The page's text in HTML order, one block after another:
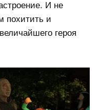
И не
похитить и
героя